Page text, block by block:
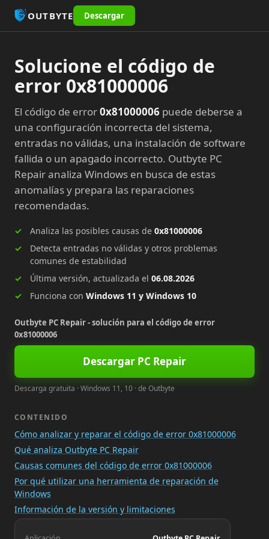
OUTBYTE Descargar
Solucione el código de
error 0x81000006
El código de error0x81000006 puede deberse a
una configuración incorrecta del sistema,
entradas no válidas, una instalación de software
fallida o un apagado incorrecto. Outbyte PC
Repair analiza Windows en busca de estas
anomalías y prepara las reparaciones
recomendadas.
Analiza las posibles causas de 0x81000006
Detecta entradas no válidas y otros problemas
comunes de estabilidad
Última versión, actualizada el 06.08.2026
Funciona con Windows 11 y Windows 10
Outbyte PC Repair - solución para el código de error
0x81000006
Descargar PC Repair
Descarga gratuita · Windows 11, 10 · de Outbyte
CONTENIDO
Cómo analizar y reparar el código de error 0x81000006
Qué analiza Outbyte PC Repair
Causas comunes del código de error 0x81000006
Por qué utilizar una herramienta de reparación de
Windows
Información de la versión y limitaciones